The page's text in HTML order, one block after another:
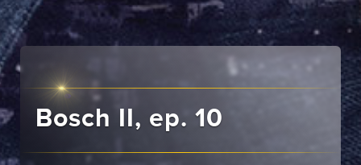
Bosch II, ep. 10